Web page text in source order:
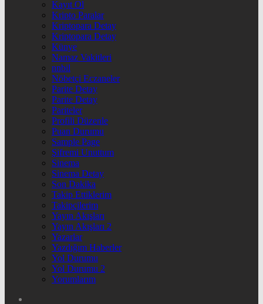
Kayıt Ol
Kripto Paralar
Kriptopara Detay
Kriptopara Detay
Künye
Namaz Vakitleri
nnbil
Nöbetçi Eczaneler
Parite Detay
Parite Detay
Pariteler
Profili Düzenle
Puan Durumu
Sample Page
Şifremi Unuttum
Sinema
Sinema Detay
Son Dakika
Takip Ettiklerim
Takipçilerim
Yayın Akışları
Yayın Akışları 2
Yazarlar
Yazdığım Haberler
Yol Durumu
Yol Durumu 2
Yorumlarım